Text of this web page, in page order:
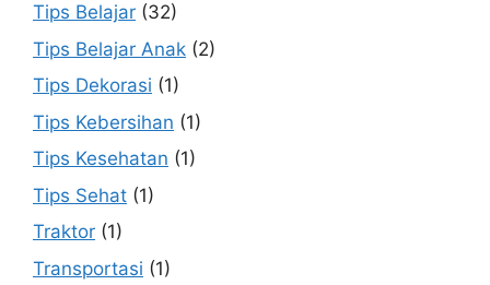
Tips Belajar (32)
Tips Belajar Anak (2)
Tips Dekorasi (1)
Tips Kebersihan (1)
Tips Kesehatan (1)
Tips Sehat (1)
Traktor (1)
Transportasi (1)